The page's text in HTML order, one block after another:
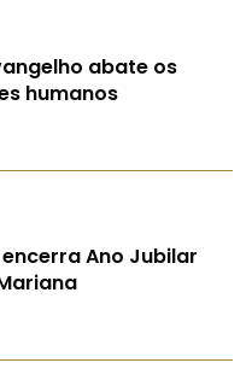
abate os
humanos
Ano Jubilar